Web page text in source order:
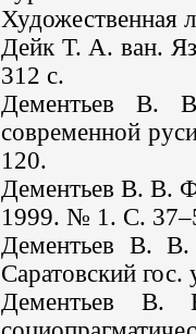
Художественная
Дейк Т. А. ван.
312 с.
Дементьев В.
современной
120.
Дементьев В. В.
1999. № 1. С.
Дементьев В.
Саратовский
Дементьев